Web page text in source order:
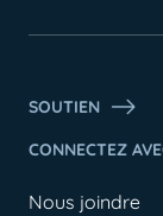
SOUTIEN
CONNECTEZ
Nous joindre